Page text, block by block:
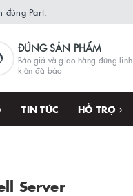
đúng Part.
ĐÚNG SẢN PHẨM
Báo giá và giao hàng đúng linh
kiện đã báo
TIN TỨC HỖ TRỢ
Server